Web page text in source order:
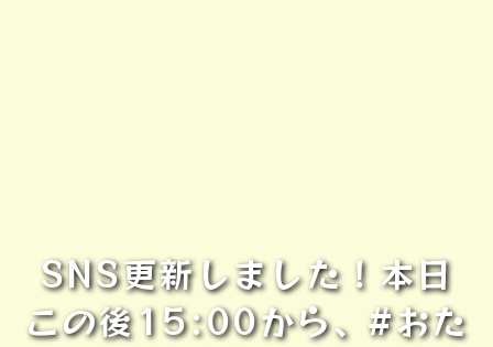
SNS更新しました！本日
この後15:00から､ #おた